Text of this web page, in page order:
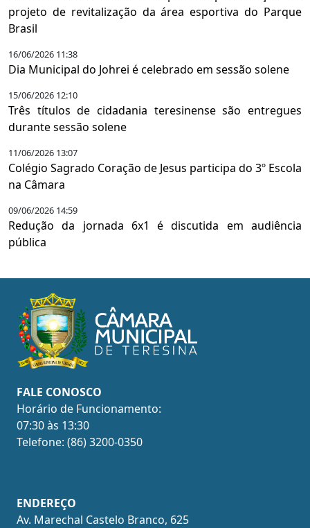
projeto de revitalização da área esportiva do Parque
Brasil
16/06/2026 11:38
Dia Municipal do Johrei é celebrado em sessão solene
15/06/2026 12:10
Três títulos de cidadania teresinense são entregues
durante sessão solene
11/06/2026 13:07
Colégio Sagrado Coração de Jesus participa do 3º Escola
na Câmara
09/06/2026 14:59
Redução da jornada 6x1 é discutida em audiência
pública
FALE CONOSCO
Horário de Funcionamento:
07:30 às 13:30
Telefone: (86) 3200-0350
ENDEREÇO
Av. Marechal Castelo Branco, 625